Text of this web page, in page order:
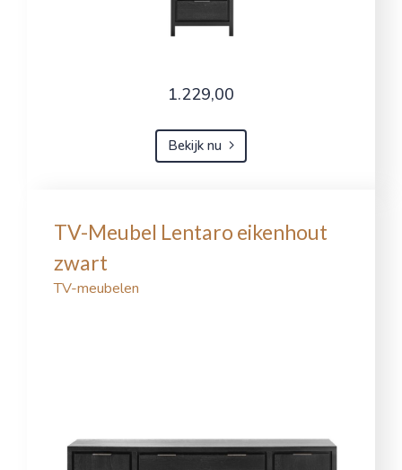
1.229,00
Bekijk nu
TV-Meubel Lentaro eikenhout
zwart
TV-meubelen